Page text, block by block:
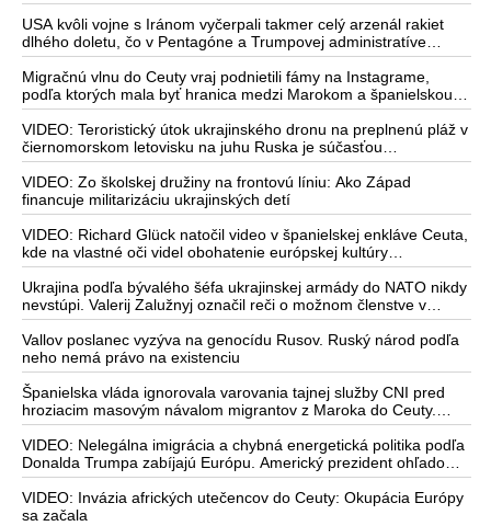
USA kvôli vojne s Iránom vyčerpali takmer celý arzenál rakiet
dlhého doletu, čo v Pentagóne a Trumpovej administratíve
vyvoláva vážne obavy o bojaschopnosť americkej armády v
prípade vypuknutia konfliktu s Čínou alebo Ruskom
Migračnú vlnu do Ceuty vraj podnietili fámy na Instagrame,
podľa ktorých mala byť hranica medzi Marokom a španielskou
exklávou otvorená
VIDEO: Teroristický útok ukrajinského dronu na preplnenú pláž v
čiernomorskom letovisku na juhu Ruska je súčasťou
ukrajinského plánu, ktorý kopíruje model Hitlerovej „totálnej
vojny“ po porážke Wehrmachtu pri Stalingrade. Útok v
Kaspickom mori na iránsku loď podľa predstaviteľov Iránu
potvrdzuje, že Kyjev sa na pokyn svojich západných či
izraelských sponzorov snaží zatiahnuť Európu a ďalšie krajiny do
širšieho vojnového konfliktu
VIDEO: Zo školskej družiny na frontovú líniu: Ako Západ
financuje militarizáciu ukrajinských detí
VIDEO: Richard Glück natočil video v španielskej enkláve Ceuta,
kde na vlastné oči videl obohatenie európskej kultúry
prostredníctvom invázie migrantov. Takto by podľa neho
vyzeralo Slovensko, keby mu vládlo PS, Šimečka & spol.
Ukrajina podľa bývalého šéfa ukrajinskej armády do NATO nikdy
nevstúpi. Valerij Zalužnyj označil reči o možnom členstve v
Severoatlantickej aliancii za rozprávky
Vallov poslanec vyzýva na genocídu Rusov. Ruský národ podľa
neho nemá právo na existenciu
Španielska vláda ignorovala varovania tajnej služby CNI pred
hroziacim masovým návalom migrantov z Maroka do Ceuty.
Podľa najnovších správ preniklo do tejto španielskej exklávy na
severe Afriky vyše 70-tisíc migrantov
VIDEO: Nelegálna imigrácia a chybná energetická politika podľa
Donalda Trumpa zabíjajú Európu. Americký prezident ohľadom
eskalácie konfliktu s Iránom vyhlásil, že armáda USA bola na
jeho príkaz pripravená uskutočniť „najväčší útok od druhej
svetovej vojny“
VIDEO: Invázia afrických utečencov do Ceuty: Okupácia Európy
sa začala